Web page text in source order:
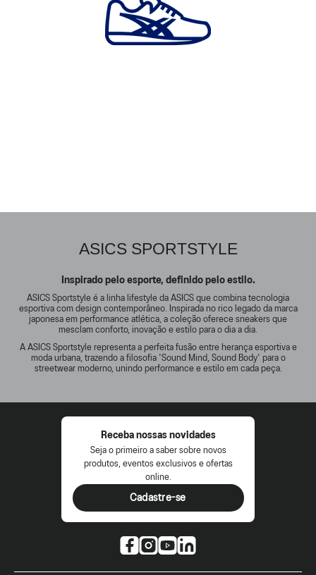
ASICS SPORTSTYLE
Inspirado pelo esporte, definido pelo estilo.
ASICS Sportstyle é a linha lifestyle da ASICS que combina tecnologia
esportiva com design contemporâneo. Inspirada no rico legado da marca
japonesa em performance atlética, a coleção oferece sneakers que
mesclam conforto, inovação e estilo para o dia a dia.
A ASICS Sportstyle representa a perfeita fusão entre herança esportiva e
moda urbana, trazendo a filosofia 'Sound Mind, Sound Body' para o
streetwear moderno, unindo performance e estilo em cada peça.
Receba nossas novidades
Seja o primeiro a saber sobre novos
produtos, eventos exclusivos e ofertas
online.
Cadastre-se